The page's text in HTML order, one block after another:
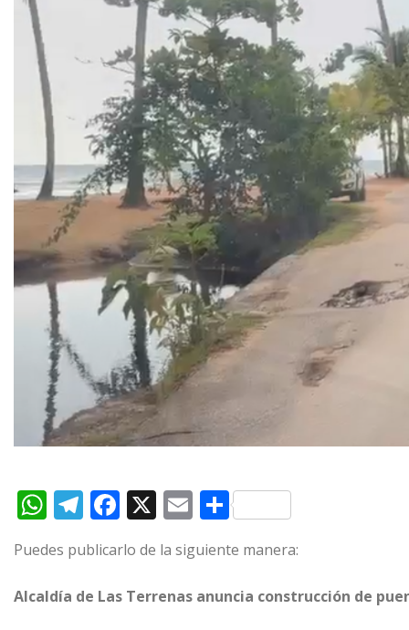
W
h
at
s
T
el
e
g
F
a
c
e
X E
m
ai
l
C
m
p
Puedes publicarlo de la siguiente manera:
Alcaldía de Las Terrenas anuncia construcción de